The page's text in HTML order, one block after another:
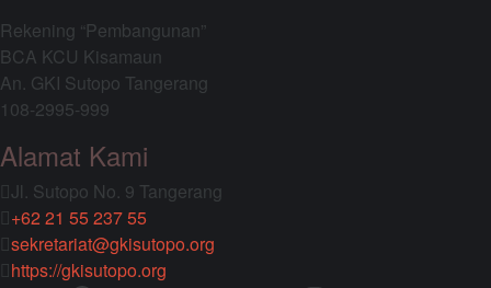
Rekening “Pembangunan”
BCA KCU Kisamaun
An. GKI Sutopo Tangerang
108-2995-999
Alamat Kami
Jl. Sutopo No. 9 Tangerang
+62 21 55 237 55
sekretariat@gkisutopo.org
https://gkisutopo.org